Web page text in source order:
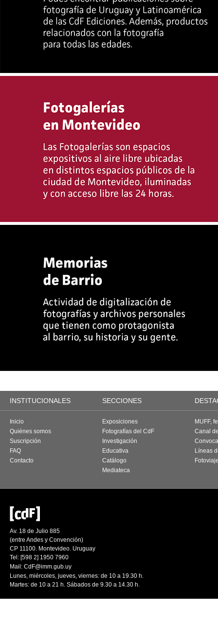
INSTITUCIONALES SECCIONES
Inicio
Quiénes somos
Suscripción
FAQ
Contacto
Exposiciones
Fotografías del CdF
Investigación
Educativa
Catálogo
Mediateca
MUFF,
Canal
Líneas
Av. 18 de Julio 885
(entre Andes y Convención)
CP 11100. Montevideo. Uruguay
Tel: [598 2] 1950 7960
Mail: CdF@imm.gub.uy
Lunes, miércoles, jueves, viernes: de 10 a 19.30 h.
Martes: de 10 a 21 h. Sábados de 9.30 a 14.30 h.